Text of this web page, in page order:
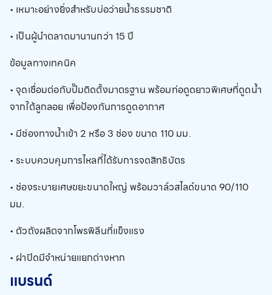
• เหมาะอย่างยิ่งสำหรับบ่อว่ายน้ำธรรมชาติ
• เป็นผู้นำตลาดมานานกว่า 15 ปี
ข้อมูลทางเทคนิค
• จุดเชื่อมต่อกับปั๊มติดตั้งมาตรฐาน พร้อมท่อดูดยาวพิเศษที่ดูดน้ำ
จากใต้ลูกลอย เพื่อป้องกันการดูดอากาศ
• มีช่องทางน้ำเข้า 2 หรือ 3 ช่อง ขนาด 110 มม.
• ระบบควบคุมการไหลที่ได้รับการจดสิทธิบัตร
• ช่องระบายเศษขยะขนาดใหญ่ พร้อมวาล์วสไลด์ขนาด 90/110
มม.
• ตัวถังผลิตจากโพรพิลีนที่แข็งแรง
• ฝาปิดมีจำหน่ายแยกต่างหาก
แบรนด์